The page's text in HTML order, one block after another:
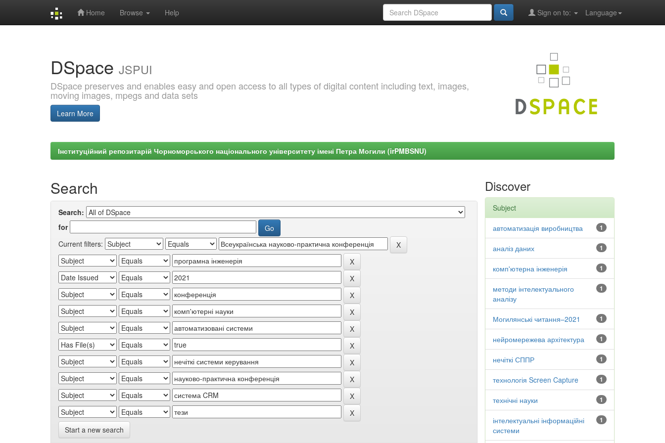
Home Browse Help Language
Sign on to:
DSpace JSPUI
DSpace preserves and enables easy and open access to all types of digital content including text, images,
moving images, mpegs and data sets
Learn More
Інституційний репозитарій Чорноморського національного університету імені Петра Могили (irPMBSNU)
Search
Search:
for
Current filters:
Start a new search
Discover
Subject
1
автоматизація виробництва
1
аналіз даних
1
комп'ютерна інженерія
1
методи інтелектуального
аналізу
1
Могилянські читання–2021
1
нейромережева архітектура
1
нечіткі СППР
1
технологія Screen Capture
1
технічні науки
1
інтелектуальні інформаційні
системи